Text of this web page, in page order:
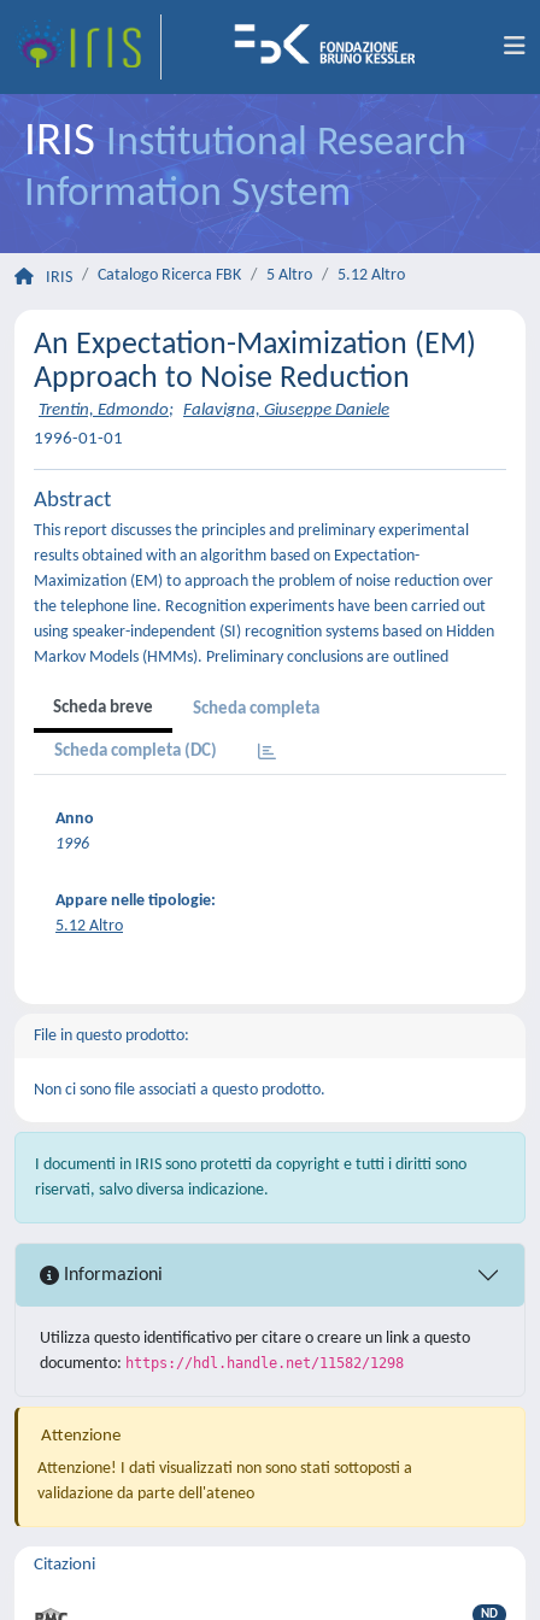
IRIS Institutional Research
Information System
IRIS Catalogo Ricerca FBK 5 Altro 5.12 Altro
An Expectation-Maximization (EM)
Approach to Noise Reduction
Trentin, Edmondo; Falavigna, Giuseppe Daniele
1996-01-01
Abstract
This report discusses the principles and preliminary experimental
results obtained with an algorithm based on Expectation-
Maximization (EM) to approach the problem of noise reduction over
the telephone line. Recognition experiments have been carried out
using speaker-independent (SI) recognition systems based on Hidden
Markov Models (HMMs). Preliminary conclusions are outlined
Scheda breve Scheda completa
Scheda completa (DC)
Anno
1996
Appare nelle tipologie:
5.12 Altro
File in questo prodotto:
Non ci sono file associati a questo prodotto.
I documenti in IRIS sono protetti da copyright e tutti i diritti sono
riservati, salvo diversa indicazione.
Informazioni
Utilizza questo identificativo per citare o creare un link a questo
documento: https://hdl.handle.net/11582/1298
Attenzione
Attenzione! I dati visualizzati non sono stati sottoposti a
validazione da parte dell'ateneo
Citazioni
ND